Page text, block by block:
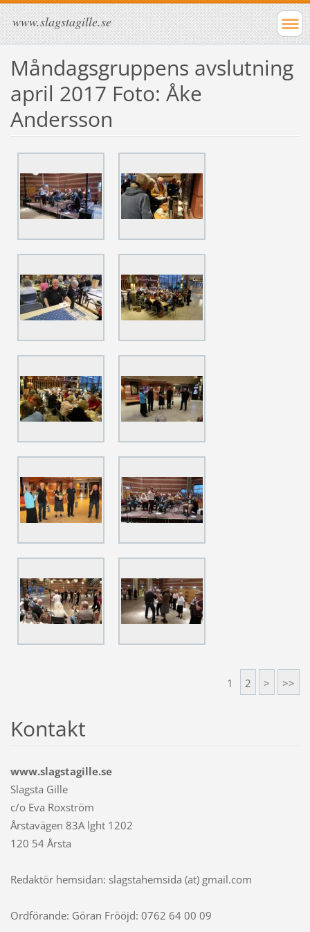
www.slagstagille.se
Måndagsgruppens avslutning
april 2017 Foto: Åke
Andersson
1 2 > >>
Kontakt
www.slagstagille.se
Slagsta Gille
c/o Eva Roxström
Årstavägen 83A lght 1202
120 54 Årsta
Redaktör hemsidan: slagstahemsida (at) gmail.com
Ordförande: Göran Frööjd: 0762 64 00 09